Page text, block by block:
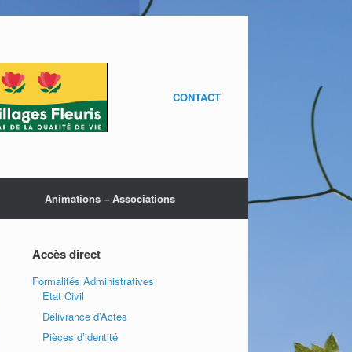
CONTACT
Animations – Associations
Accès direct
Formalités Administratives
Etat Civil
Délivrance d’Actes
Pièces d’identité